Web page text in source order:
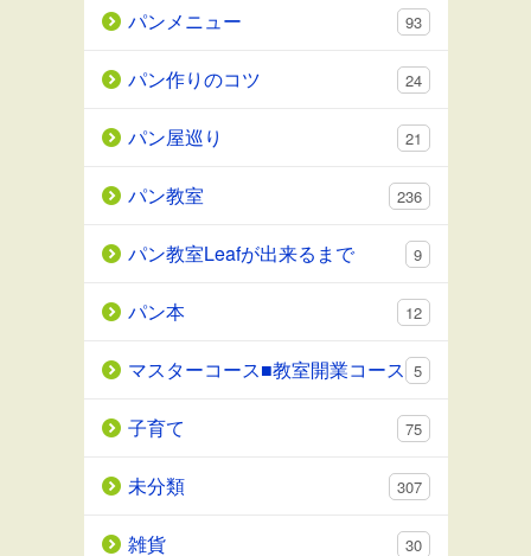
パンメニュー 93
パン作りのコツ 24
パン屋巡り 21
パン教室 236
パン教室Leafが出来るまで 9
パン本 12
マスターコース■教室開業コース 5
子育て 75
未分類 307
雑貨 30